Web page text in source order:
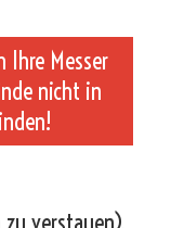
Ihre Messer
nicht in